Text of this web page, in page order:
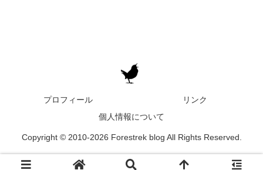
プロフィール
リンク
個人情報について
Copyright © 2010-2026 Forestrek blog All Rights Reserved.